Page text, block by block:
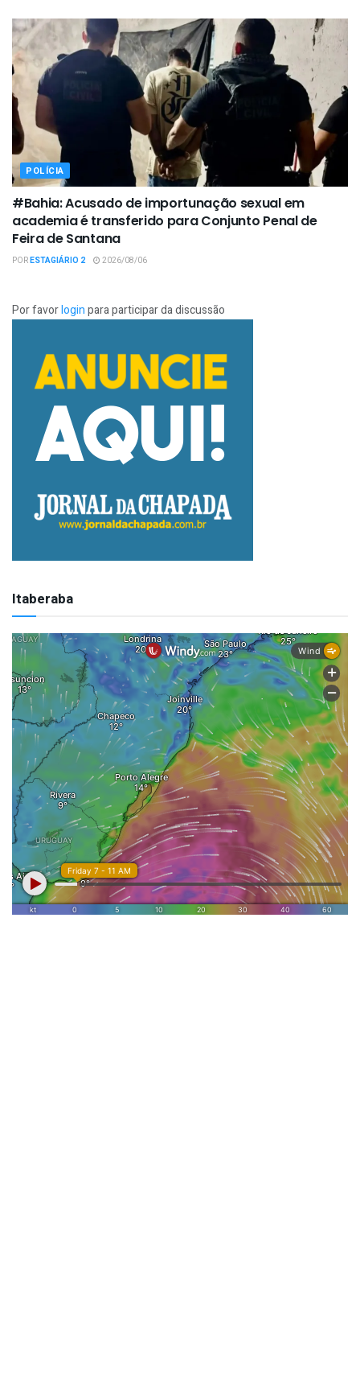
POLÍCIA
#Bahia: Acusado de importunação sexual em
academia é transferido para Conjunto Penal de
Feira de Santana
PORESTAGIÁRIO 2 2026/08/06
Por favorloginpara participar da discussão
Itaberaba